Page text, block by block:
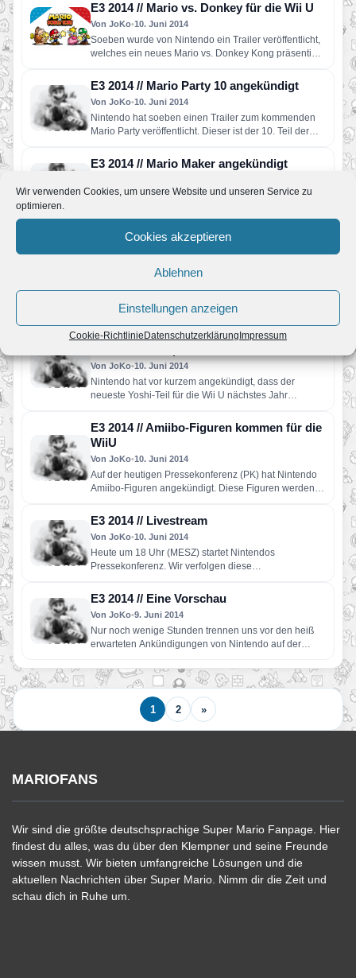
Wir verwenden Cookies, um unsere Website und unseren Service zu
optimieren.
Cookies akzeptieren
Ablehnen
Einstellungen anzeigen
Cookie-Richtlinie Datenschutzerklärung Impressum
E3 2014 // Mario vs. Donkey für die Wii U
Von JoKo•10. Juni 2014
Soeben wurde von Nintendo ein Trailer veröffentlicht,
welches ein neues Mario vs. Donkey Kong präsentiert.
E3 2014 // Mario Party 10 angekündigt
Von JoKo•10. Juni 2014
Nintendo hat soeben einen Trailer zum kommenden
Mario Party veröffentlicht. Dieser ist der 10. Teil der
E3 2014 // Mario Maker angekündigt
Wie wir bereits spekuliert haben, wurde Mario Maker
E3 2014 // Captain Toad: Treasure Tracker
angekündigt
10. Juni 2014
Auf der heutigen E3 PK hat Nintendo Captain Toad:
Treasure Tracker vorgestellt. Hierbei handelt es sich
um ein WiiU-Spiel,…
E3 2014 // Yoshi’s Woolly World erscheint
Von JoKo•10. Juni 2014
Nintendo hat vor kurzem angekündigt, dass der
neueste Yoshi-Teil für die Wii U nächstes Jahr
E3 2014 // Amiibo-Figuren kommen für die
WiiU
Von JoKo•10. Juni 2014
Auf der heutigen Pressekonferenz (PK) hat Nintendo
Amiibo-Figuren angekündigt. Diese Figuren werden
E3 2014 // Livestream
Von JoKo•10. Juni 2014
Heute um 18 Uhr (MESZ) startet Nintendos
Pressekonferenz. Wir verfolgen diese
möglich…
E3 2014 // Eine Vorschau
Von JoKo•9. Juni 2014
Nur noch wenige Stunden trennen uns vor den heiß
erwarteten Ankündigungen von Nintendo auf der
1 2 »
MARIOFANS
Wir sind die größte deutschsprachige Super Mario Fanpage. Hier
findest du alles, was du über den Klempner und seine Freunde
wissen musst. Wir bieten umfangreiche Lösungen und die
aktuellen Nachrichten über Super Mario. Nimm dir die Zeit und
schau dich in Ruhe um.